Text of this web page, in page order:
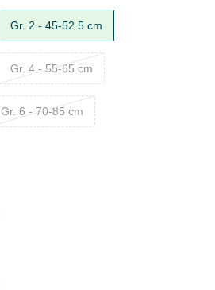
Gr. 2 - 45-52.5 cm
Gr. 4 - 55-65 cm
Gr. 6 - 70-85 cm